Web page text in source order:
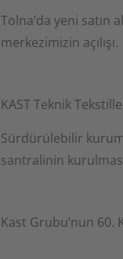
Tolna’da yeni satın
merkezimizin açılışı.
KAST Teknik
Sürdürülebilir
santralinin
Kast Grubu’nun 60.